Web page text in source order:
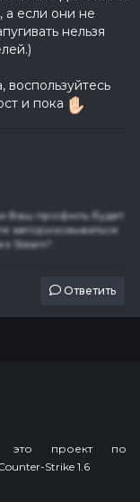
а если они не
нельзя
воспользуйтесь
и пока
Ваш профиль будет
авторизовываться
Steam".
Ответить
это проект по
Strike 1.6